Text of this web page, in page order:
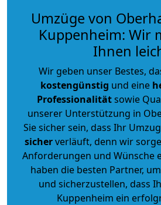
Umzüge von
Kuppenheim: Wir
Ihnen
Wir geben unser Bestes,
kostengünstig und eine
Professionalitätsowie
unserer Unterstützung in
Sie sicher sein, dass Ihr Umzug
sicherverläuft, denn wir
Anforderungen und Wünsche
haben die besten Partner,
und sicherzustellen, dass
Kuppenheim ein